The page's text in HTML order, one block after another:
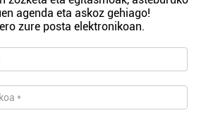
agenda eta askoz gehiago!
zure posta elektronikoan.